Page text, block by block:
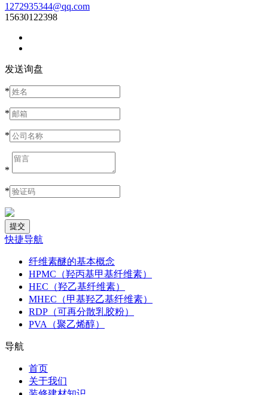
1272935344@qq.com
15630122398
发送询盘
*
*
*
*
*
快捷导航
纤维素醚的基本概念
HPMC（羟丙基甲基纤维素）
HEC（羟乙基纤维素）
MHEC（甲基羟乙基纤维素）
RDP（可再分散乳胶粉）
PVA（聚乙烯醇）
导航
首页
关于我们